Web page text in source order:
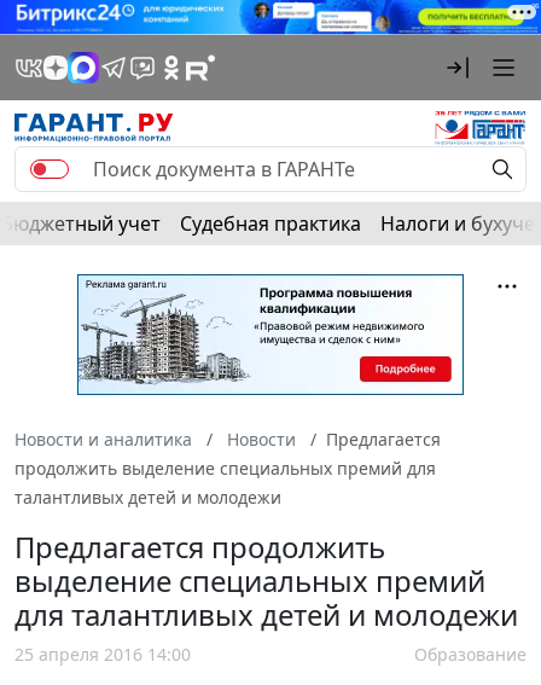
Бюджетный учет Судебная практика Налоги и
Новости и аналитика Новости
Предлагается
продолжить выделение специальных премий для
талантливых детей и молодежи
Предлагается продолжить
выделение специальных премий
для талантливых детей и молодежи
25 апреля 2016 14:00 Образование